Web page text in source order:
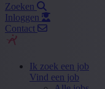
Zoeken
Inloggen
Contact
Ik zoek een job
Vind een job